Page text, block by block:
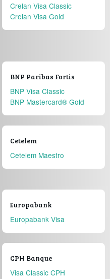
Crelan Visa Classic
Crelan Visa Gold
BNP Paribas Fortis
BNP Visa Classic
BNP Mastercard® Gold
Cetelem
Cetelem Maestro
Europabank
Europabank Visa
CPH Banque
Visa Classic CPH